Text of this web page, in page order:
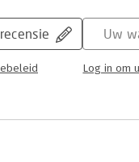
Uw
Log in om